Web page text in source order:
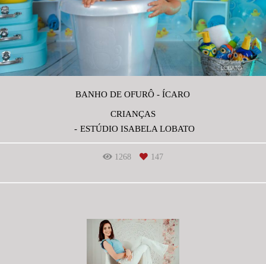
BANHO DE OFURÔ - ÍCARO
CRIANÇAS
ESTÚDIO ISABELA LOBATO
1268 147